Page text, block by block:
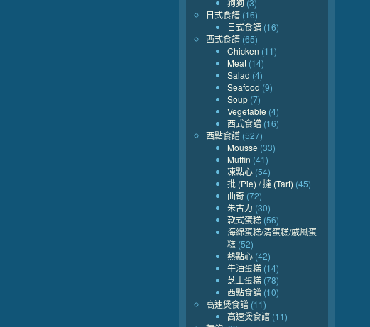
狗狗 (3)
日式食譜 (16)
日式食譜 (16)
西式食譜 (65)
Chicken (11)
Meat (14)
Salad (4)
Seafood (9)
Soup (7)
Vegetable (4)
西式食譜 (16)
西點食譜 (527)
Mousse (33)
Muffin (41)
凍點心 (54)
批 (Pie) / 撻 (Tart) (45)
曲奇 (72)
朱古力 (30)
款式蛋糕 (56)
海綿蛋糕/清蛋糕/戚風蛋
糕 (52)
熱點心 (42)
牛油蛋糕 (14)
芝士蛋糕 (78)
西點食譜 (10)
高速煲食譜 (11)
高速煲食譜 (11)